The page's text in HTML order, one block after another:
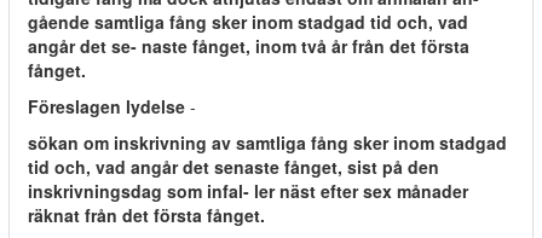
gående samtliga fång sker inom stadgad tid och, vad
angår det se- naste fånget, inom två år från det första
fånget.
Föreslagen lydelse -
sökan om inskrivning av samtliga fång sker inom stadgad
tid och, vad angår det senaste fånget, sist på den
inskrivningsdag som infal- ler näst efter sex månader
räknat från det första fånget.